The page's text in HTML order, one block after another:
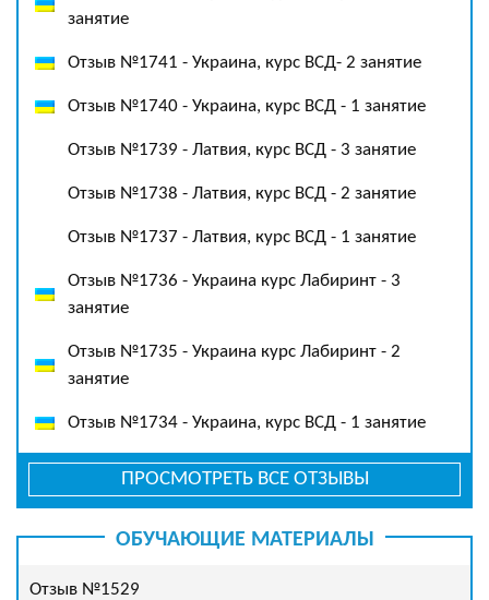
занятие
Отзыв №1741 - Украина, курс ВСД- 2 занятие
Отзыв №1740 - Украина, курс ВСД - 1 занятие
Отзыв №1739 - Латвия, курс ВСД - 3 занятие
Отзыв №1738 - Латвия, курс ВСД - 2 занятие
Отзыв №1737 - Латвия, курс ВСД - 1 занятие
Отзыв №1736 - Украина курс Лабиринт - 3
занятие
Отзыв №1735 - Украина курс Лабиринт - 2
занятие
Отзыв №1734 - Украина, курс ВСД - 1 занятие
ПРОСМОТРЕТЬ ВСЕ ОТЗЫВЫ
ОБУЧАЮЩИЕ МАТЕРИАЛЫ
Отзыв №1529